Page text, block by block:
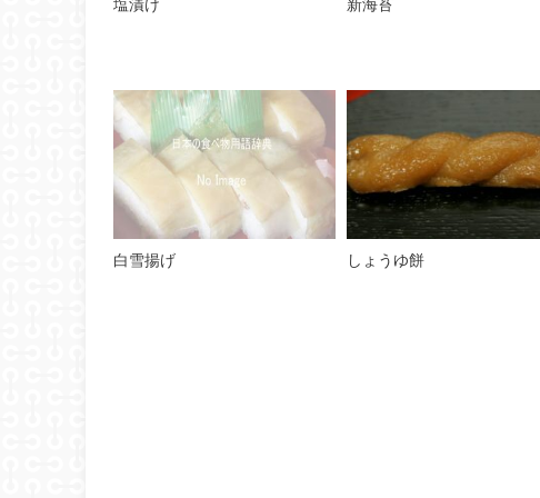
塩漬け 新海苔
白雪揚げ しょうゆ餅